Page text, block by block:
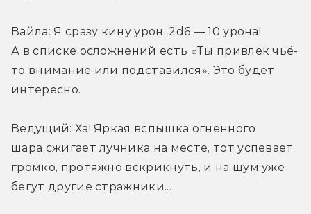
Вайла: Я сразу кину урон. 2d6 — 10 урона!
А в списке осложнений есть «Ты привлёк чьё-
то внимание или подставился». Это будет
интересно.
Ведущий: Ха! Яркая вспышка огненного
шара сжигает лучника на месте, тот успевает
громко, протяжно вскрикнуть, и на шум уже
бегут другие стражники...